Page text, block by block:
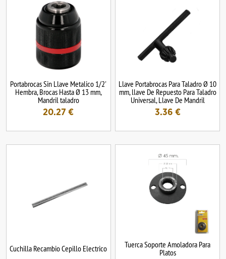
Portabrocas Sin Llave Metalico 1/2'
Hembra, Brocas Hasta Ø 13 mm,
Mandril taladro
20.27 €
Llave Portabrocas Para Taladro Ø 10
mm, llave De Repuesto Para Taladro
Universal, Llave De Mandril
3.36 €
Cuchilla Recambio Cepillo Electrico
Tuerca Soporte Amoladora Para
Platos